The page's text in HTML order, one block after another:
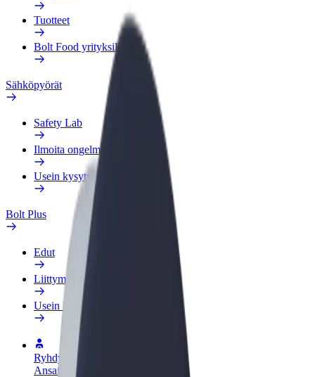
Tuotteet
Bolt Food yrityksille
Sähköpyörät
Safety Lab
Ilmoita ongelmasta
Usein kysytyt kysymykset
Bolt Plus
Edut
Liittymisohjeet
Usein kysytyt kysymykset
Ryhdy kuljettajaksi
Ansaitse omilla ehdoillasi